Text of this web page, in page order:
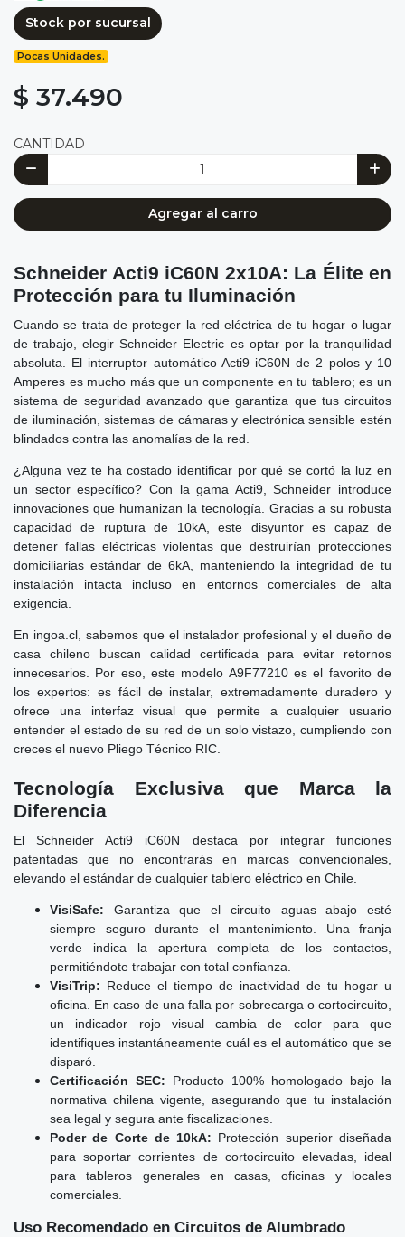
Stock por sucursal
Pocas Unidades.
$ 37.490
CANTIDAD
Agregar al carro
Schneider Acti9 iC60N 2x10A: La Élite en
Protección para tu Iluminación
Cuando se trata de proteger la red eléctrica de tu hogar o lugar
de trabajo, elegir Schneider Electric es optar por la tranquilidad
absoluta. El interruptor automático Acti9 iC60N de 2 polos y 10
Amperes es mucho más que un componente en tu tablero; es un
sistema de seguridad avanzado que garantiza que tus circuitos
de iluminación, sistemas de cámaras y electrónica sensible estén
blindados contra las anomalías de la red.
¿Alguna vez te ha costado identificar por qué se cortó la luz en
un sector específico? Con la gama Acti9, Schneider introduce
innovaciones que humanizan la tecnología. Gracias a su robusta
capacidad de ruptura de 10kA, este disyuntor es capaz de
detener fallas eléctricas violentas que destruirían protecciones
domiciliarias estándar de 6kA, manteniendo la integridad de tu
instalación intacta incluso en entornos comerciales de alta
exigencia.
En ingoa.cl, sabemos que el instalador profesional y el dueño de
casa chileno buscan calidad certificada para evitar retornos
innecesarios. Por eso, este modelo A9F77210 es el favorito de
los expertos: es fácil de instalar, extremadamente duradero y
ofrece una interfaz visual que permite a cualquier usuario
entender el estado de su red de un solo vistazo, cumpliendo con
creces el nuevo Pliego Técnico RIC.
Tecnología Exclusiva que Marca la
Diferencia
El Schneider Acti9 iC60N destaca por integrar funciones
patentadas que no encontrarás en marcas convencionales,
elevando el estándar de cualquier tablero eléctrico en Chile.
VisiSafe: Garantiza que el circuito aguas abajo esté
siempre seguro durante el mantenimiento. Una franja
verde indica la apertura completa de los contactos,
permitiéndote trabajar con total confianza.
VisiTrip: Reduce el tiempo de inactividad de tu hogar u
oficina. En caso de una falla por sobrecarga o cortocircuito,
un indicador rojo visual cambia de color para que
identifiques instantáneamente cuál es el automático que se
disparó.
Certificación SEC: Producto 100% homologado bajo la
normativa chilena vigente, asegurando que tu instalación
sea legal y segura ante fiscalizaciones.
Poder de Corte de 10kA: Protección superior diseñada
para soportar corrientes de cortocircuito elevadas, ideal
para tableros generales en casas, oficinas y locales
comerciales.
Uso Recomendado en Circuitos de Alumbrado